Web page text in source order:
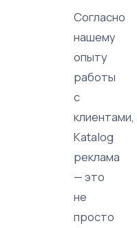
Согласно
нашему
опыту
работы
с
клиентами,
Кatalog
реклама
— это
не
просто